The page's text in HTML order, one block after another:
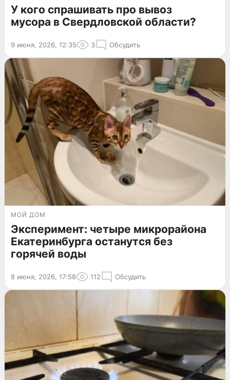
У кого спрашивать про вывоз
мусора в Свердловской области?
9 июня, 2026, 12:35 3 Обсудить
МОЙ ДОМ
Эксперимент: четыре микрорайона
Екатеринбурга останутся без
горячей воды
8 июня, 2026, 17:58 112 Обсудить